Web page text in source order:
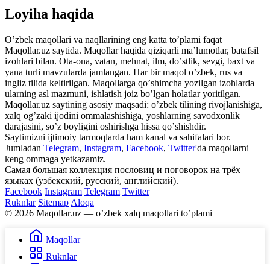
Loyiha haqida
Oʼzbek maqollari va naqllarining eng katta toʼplami faqat
Maqollar.uz saytida. Maqollar haqida qiziqarli maʼlumotlar, batafsil
izohlari bilan. Ota-ona, vatan, mehnat, ilm, doʼstlik, sevgi, baxt va
yana turli mavzularda jamlangan. Har bir maqol oʼzbek, rus va
ingliz tilida keltirilgan. Maqollarga qoʼshimcha yozilgan izohlarda
ularning asl mazmuni, ishlatish joiz boʼlgan holatlar yoritilgan.
Maqollar.uz saytining asosiy maqsadi: oʼzbek tilining rivojlanishiga,
xalq ogʼzaki ijodini ommalashishiga, yoshlarning savodxonlik
darajasini, soʼz boyligini oshirishga hissa qoʼshishdir.
Saytimizni ijtimoiy tarmoqlarda ham kanal va sahifalari bor.
Jumladan Telegram, Instagram, Facebook, Twitter'da maqollarni
keng ommaga yetkazamiz.
Самая большая коллекция пословиц и поговорок на трёх
языках (узбекский, русский, английский).
Facebook Instagram Telegram Twitter
Ruknlar Sitemap Aloqa
© 2026 Maqollar.uz — oʼzbek xalq maqollari toʼplami
Maqollar
Ruknlar